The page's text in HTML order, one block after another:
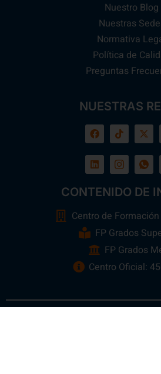
Nuestro Blog
Nuestras
Normativa
Política de
Preguntas
NUESTRAS
CONTENIDO DE
Centro de
FP Grados
FP Grados
Centro Oficial: